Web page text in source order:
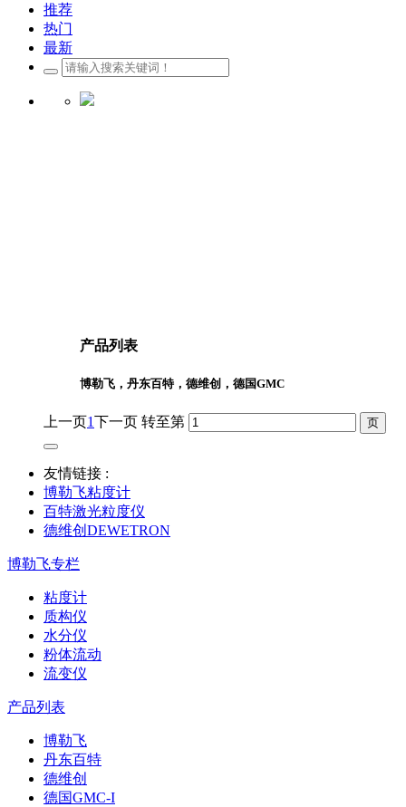
推荐
热门
最新
产品列表
博勒飞，丹东百特，德维创，德国GMC
上一页1下一页 转至第
友情链接 :
博勒飞粘度计
百特激光粒度仪
德维创DEWETRON
博勒飞专栏
粘度计
质构仪
水分仪
粉体流动
流变仪
产品列表
博勒飞
丹东百特
德维创
德国GMC-I